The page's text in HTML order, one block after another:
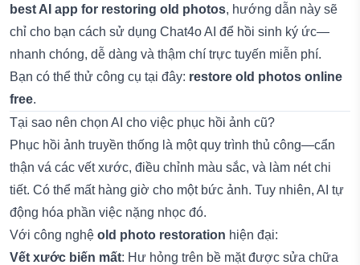
best AI app for restoring old photos, hướng dẫn này sẽ
chỉ cho bạn cách sử dụng Chat4o AI để hồi sinh ký ức—
nhanh chóng, dễ dàng và thậm chí trực tuyến miễn phí.
Bạn có thể thử công cụ tại đây: restore old photos online
free.
Tại sao nên chọn AI cho việc phục hồi ảnh cũ?
Phục hồi ảnh truyền thống là một quy trình thủ công—cẩn
thận vá các vết xước, điều chỉnh màu sắc, và làm nét chi
tiết. Có thể mất hàng giờ cho một bức ảnh. Tuy nhiên, AI tự
động hóa phần việc nặng nhọc đó.
Với công nghệ old photo restoration hiện đại:
Vết xước biến mất: Hư hỏng trên bề mặt được sửa chữa